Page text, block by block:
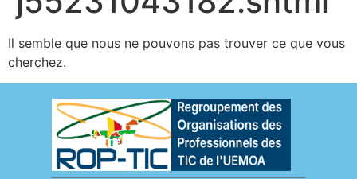
Il semble que nous ne pouvons pas trouver ce que vous
cherchez.